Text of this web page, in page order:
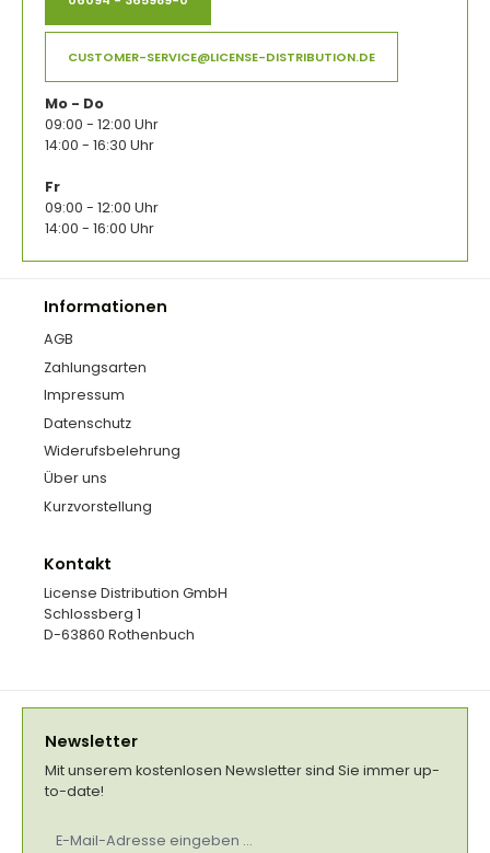
CUSTOMER-SERVICE@LICENSE-DISTRIBUTION.DE
Mo - Do
09:00 - 12:00 Uhr
14:00 - 16:30 Uhr
Fr
09:00 - 12:00 Uhr
14:00 - 16:00 Uhr
Informationen
AGB
Zahlungsarten
Impressum
Datenschutz
Widerufsbelehrung
Über uns
Kurzvorstellung
Kontakt
License Distribution GmbH
Schlossberg 1
D-63860 Rothenbuch
Newsletter
Mit unserem kostenlosen Newsletter sind Sie immer up-
to-date!
Mail-